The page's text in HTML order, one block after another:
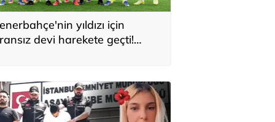
yıldızı için
devi harekete geçti!